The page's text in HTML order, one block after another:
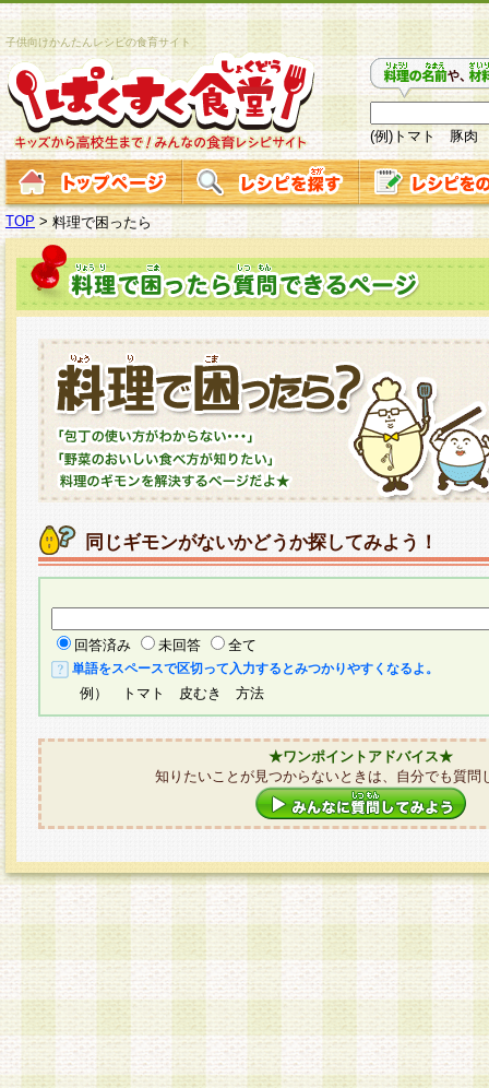
子供向けかんたんレシピの食育サイト
(例)トマト 豚肉
TOP >料理で困ったら
同じギモンがないかどうか探してみよう！
回答済み 未回答 全て
単語をスペースで区切って入力するとみつかりやすくなるよ。
例） トマト 皮むき 方法
★ワンポイントアドバイス★
知りたいことが見つからないときは、自分でも質問